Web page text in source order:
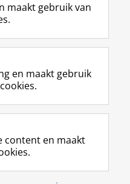
F
a
e
b
o
p
a
i
L
i
k
e
I
-
p
g
R
S
-
f
e
R
k
I
n
t
r
m
c
Y
o
T
e
k
a
maakt gebruik van
en maakt gebruik
content en maakt